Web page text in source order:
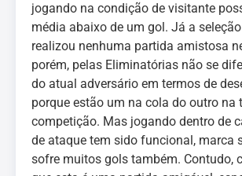
jogando na condição de visitante
média abaixo de um gol. Já a
realizou nenhuma partida amistosa
porém, pelas Eliminatórias não se
do atual adversário em termos de
porque estão um na cola do outro na
competição. Mas jogando dentro de
de ataque tem sido funcional, marca
sofre muitos gols também. Contudo,